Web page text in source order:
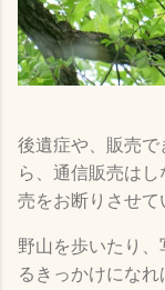
後遺症や、販売
ら、通信販売は
売をお断りさせて
野山を歩いたり
るきっかけにな